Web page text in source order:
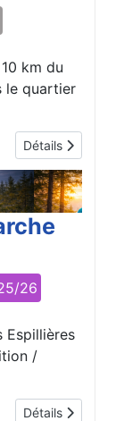
km du
le quartier
Détails
26
Espillières
/
Détails